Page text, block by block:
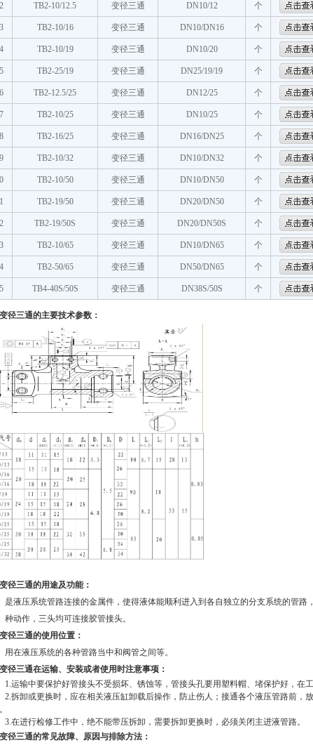
TB2-10/12.5 变径三通 DN10/12 个
TB2-10/16 变径三通 DN10/DN16 个
TB2-10/19 变径三通 DN10/20 个
TB2-25/19 变径三通 DN25/19/19 个
TB2-12.5/25 变径三通 DN12/25 个
TB2-10/25 变径三通 DN10/25 个
TB2-16/25 变径三通 DN16/DN25 个
TB2-10/32 变径三通 DN10/DN32 个
TB2-10/50 变径三通 DN10/DN50 个
TB2-19/50 变径三通 DN20/DN50 个
TB2-19/50S 变径三通 DN20/DN50S 个
TB2-10/65 变径三通 DN10/DN65 个
TB2-50/65 变径三通 DN50/DN65 个
TB4-40S/50S 变径三通 DN38S/50S 个
变径三通的主要技术参数：
径三通的用途及功能：
是液压系统管路连接的金属件，使得液体能顺利进入到各自独立的分支系统的管
种动作，三头均可连接胶管接头。
径三通的使用位置：
用在液压系统的各种管路当中和阀管之间等。
变径三通在运输、安装或者使用时注意事项：
1.运输中要保护好管接头不受损坏、锈蚀等，管接头孔要用塑料帽、堵保护好，在
2.拆卸或更换时，应在相关液压缸卸载后操作，防止伤人；接通各个液压管路前，
3.在进行检修工作中，绝不能带压拆卸，需要拆卸更换时，必须关闭主进液管路。
径三通的常见故障、原因与排除方法：